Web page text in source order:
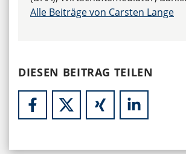
Alle Beiträge von Carsten Lange
DIESEN BEITRAG TEILEN